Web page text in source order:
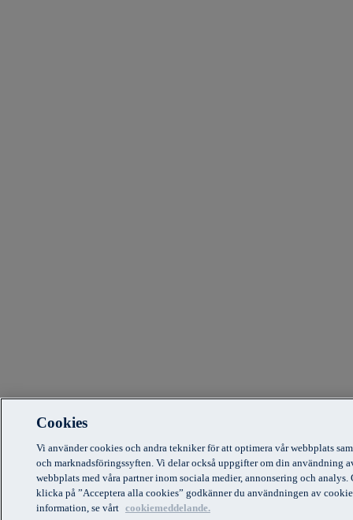
Cookies
Vi använder cookies och andra tekniker för att optimera vår webbplats
och marknadsföringssyften. Vi delar också uppgifter om din användning
webbplats med våra partner inom sociala medier, annonsering och analys.
klicka på ”Acceptera alla cookies” godkänner du användningen av
information, se vårt cookiemeddelande.